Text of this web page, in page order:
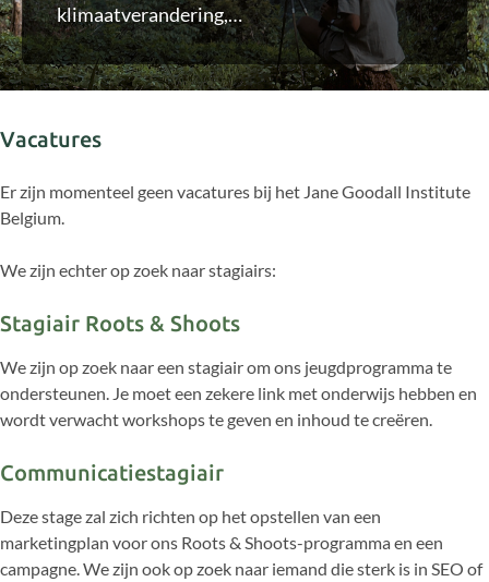
klimaatverandering,
en kan bijdragen aan het herstel van de
biodiversteit en
Vacatures
Er zijn momenteel geen vacatures bij het Jane Goodall Institute
Belgium.
We zijn echter op zoek naar stagiairs:
Stagiair Roots & Shoots
We zijn op zoek naar een stagiair om ons jeugdprogramma te
ondersteunen. Je moet een zekere link met onderwijs hebben en
wordt verwacht workshops te geven en inhoud te creëren.
Communicatiestagiair
Deze stage zal zich richten op het opstellen van een
marketingplan voor ons Roots & Shoots-programma en een
campagne. We zijn ook op zoek naar iemand die sterk is in SEO of